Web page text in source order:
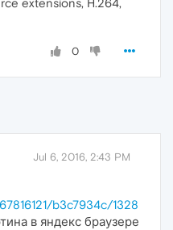
extensions, H.264,
0
Jul 6, 2016, 2:43 PM
b3c7934c/1328
в яндекс браузере